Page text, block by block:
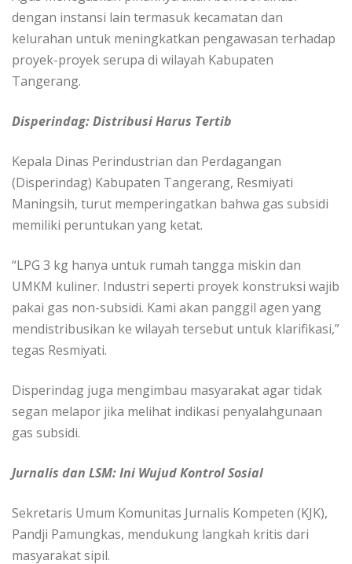
dengan instansi lain termasuk kecamatan dan
kelurahan untuk meningkatkan pengawasan terhadap
proyek-proyek serupa di wilayah Kabupaten
Tangerang.
Disperindag: Distribusi Harus Tertib
Kepala Dinas Perindustrian dan Perdagangan
(Disperindag) Kabupaten Tangerang, Resmiyati
Maningsih, turut memperingatkan bahwa gas subsidi
memiliki peruntukan yang ketat.
“LPG 3 kg hanya untuk rumah tangga miskin dan
UMKM kuliner. Industri seperti proyek konstruksi wajib
pakai gas non-subsidi. Kami akan panggil agen yang
mendistribusikan ke wilayah tersebut untuk klarifikasi,”
tegas Resmiyati.
Disperindag juga mengimbau masyarakat agar tidak
segan melapor jika melihat indikasi penyalahgunaan
gas subsidi.
Jurnalis dan LSM: Ini Wujud Kontrol Sosial
Sekretaris Umum Komunitas Jurnalis Kompeten (KJK),
Pandji Pamungkas, mendukung langkah kritis dari
masyarakat sipil.